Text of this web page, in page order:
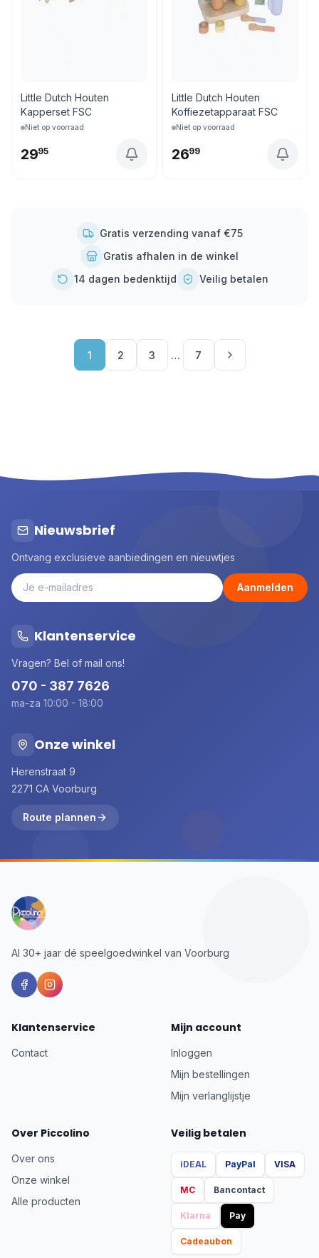
Little Dutch Houten
Kapperset FSC
Niet op voorraad
2995
Little Dutch Houten
Koffiezetapparaat FSC
Niet op voorraad
2699
Gratis verzending vanaf €75
Gratis afhalen in de winkel
14 dagen bedenktijd
Veilig betalen
1 2 3 … 7
Nieuwsbrief
Ontvang exclusieve aanbiedingen en nieuwtjes
Aanmelden
Klantenservice
Vragen? Bel of mail ons!
070 - 387 7626
ma-za 10:00 - 18:00
Onze winkel
Herenstraat 9
2271 CA Voorburg
Route plannen
Al 30+ jaar dé speelgoedwinkel van Voorburg
Klantenservice
Contact
Mijn account
Inloggen
Mijn bestellingen
Mijn verlanglijstje
Over Piccolino
Over ons
Onze winkel
Alle producten
Veilig betalen
iDEAL PayPal VISA
MC Bancontact
Klarna Pay
Cadeaubon